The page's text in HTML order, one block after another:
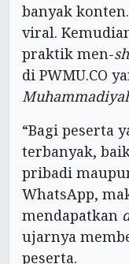
banyak
viral.
praktik men-
di PWMU.CO
“Bagi peserta
terbanyak,
pribadi
WhatsApp,
mendapatkan
ujarnya
peserta.